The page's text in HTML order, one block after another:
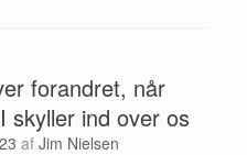
forandret, når
skyller ind over os
af Jim Nielsen